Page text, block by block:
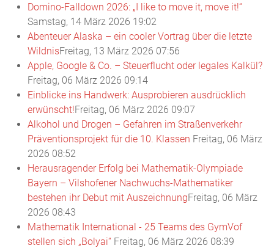
Domino-Falldown 2026: „I like to move it, move it!“
Samstag, 14 März 2026 19:02
Abenteuer Alaska – ein cooler Vortrag über die letzte
WildnisFreitag, 13 März 2026 07:56
Apple, Google & Co. – Steuerflucht oder legales Kalkül?
Freitag, 06 März 2026 09:14
Einblicke ins Handwerk: Ausprobieren ausdrücklich
erwünscht!Freitag, 06 März 2026 09:07
Alkohol und Drogen – Gefahren im Straßenverkehr
Präventionsprojekt für die 10. Klassen Freitag, 06 März
2026 08:52
Herausragender Erfolg bei Mathematik-Olympiade
Bayern – Vilshofener Nachwuchs-Mathematiker
bestehen ihr Debut mit AuszeichnungFreitag, 06 März
2026 08:43
Mathematik International - 25 Teams des GymVof
stellen sich „Bolyai“ Freitag, 06 März 2026 08:39